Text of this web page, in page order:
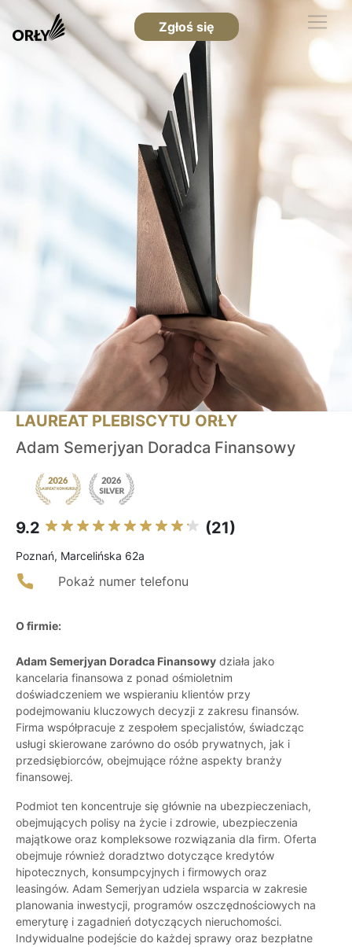
Zgłoś się
LAUREAT PLEBISCYTU ORŁY
Adam Semerjyan Doradca Finansowy
9.2 (21)
Poznań, Marcelińska 62a
Pokaż numer telefonu
O firmie:
Adam Semerjyan Doradca Finansowy działa jako
kancelaria finansowa z ponad ośmioletnim
doświadczeniem we wspieraniu klientów przy
podejmowaniu kluczowych decyzji z zakresu finansów.
Firma współpracuje z zespołem specjalistów, świadcząc
usługi skierowane zarówno do osób prywatnych, jak i
przedsiębiorców, obejmujące różne aspekty branży
finansowej.
Podmiot ten koncentruje się głównie na ubezpieczeniach,
obejmujących polisy na życie i zdrowie, ubezpieczenia
majątkowe oraz kompleksowe rozwiązania dla firm. Oferta
obejmuje również doradztwo dotyczące kredytów
hipotecznych, konsumpcyjnych i firmowych oraz
leasingów. Adam Semerjyan udziela wsparcia w zakresie
planowania inwestycji, programów oszczędnościowych na
emeryturę i zagadnień dotyczących nieruchomości.
Indywidualne podejście do każdej sprawy oraz bezpłatne